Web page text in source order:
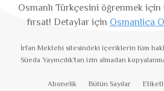
Osmanlı Türkçesini öğrenmek
fırsat! Detaylar için Osmanlica
İrfan Mektebi sitesindeki içeriklerin tüm
Süeda Yayıncılık'tan izin almadan
Abonelik Bütün Sayılar